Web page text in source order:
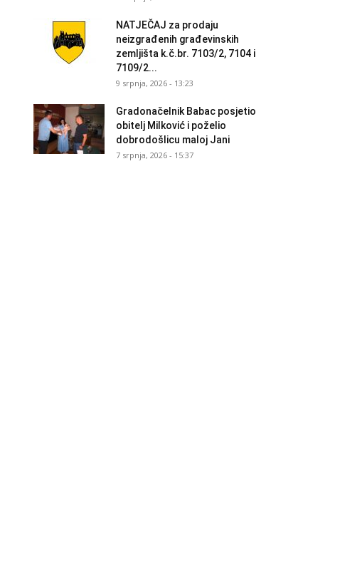
NATJEČAJ za prodaju
neizgrađenih građevinskih
zemljišta k.č.br. 7103/2, 7104 i
7109/2...
9 srpnja, 2026 - 13:23
Gradonačelnik Babac posjetio
obitelj Milković i poželio
dobrodošlicu maloj Jani
7 srpnja, 2026 - 15:37